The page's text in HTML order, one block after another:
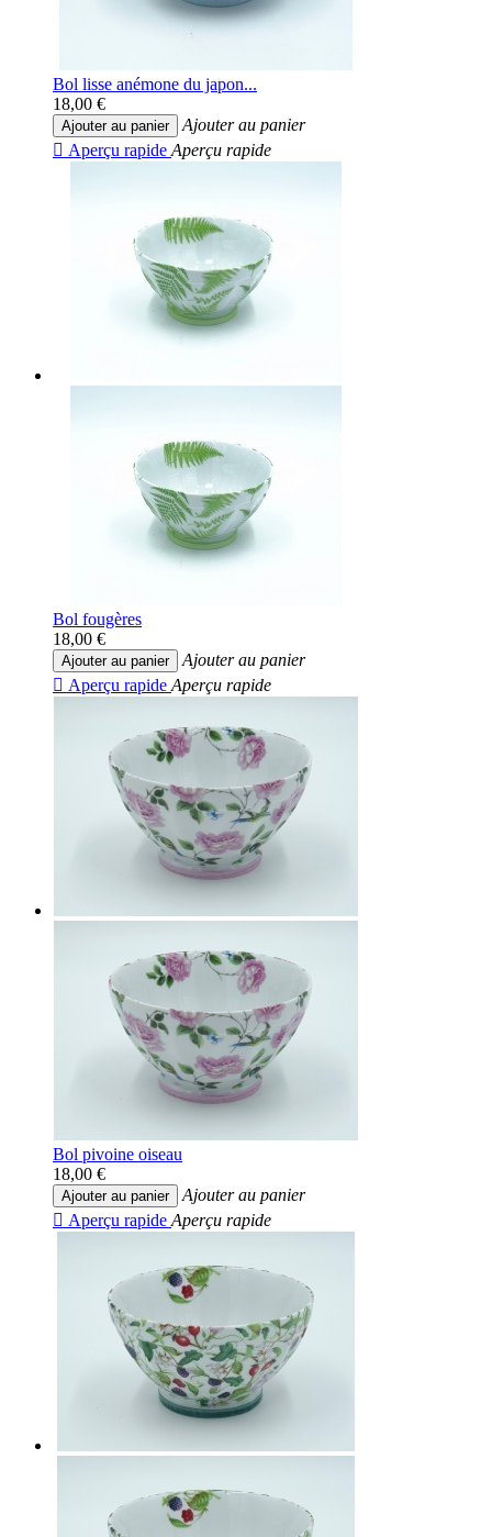
Bol lisse anémone du japon...
18,00 €
Ajouter au panier
Ajouter au panier
 Aperçu rapide Aperçu rapide
Bol fougères
18,00 €
Ajouter au panier
Ajouter au panier
 Aperçu rapide Aperçu rapide
Bol pivoine oiseau
18,00 €
Ajouter au panier
Ajouter au panier
 Aperçu rapide Aperçu rapide